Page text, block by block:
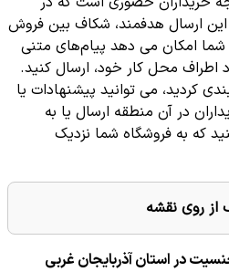
ارسال هدفمند، شکاف بین فروش
شما امکان می‌ دهد پیام‌های متنی
اطراف محل کار خود، ارسال کنید.
کردید، می توانید پیشنهادات یا
در آن منطقه ارسال یا به
که به فروشگاه شما نزدیک
از روی نقشه
در استان آذربایجان غربی